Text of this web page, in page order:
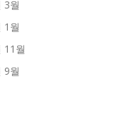
3월
1월
11월
9월